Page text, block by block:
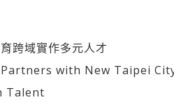
跨域實作多元人才
with New Taipei
Talent